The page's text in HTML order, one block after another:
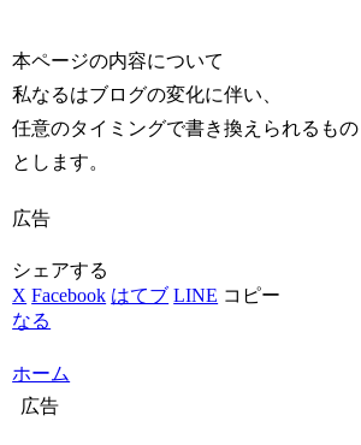
本ページの内容について
私なるはブログの変化に伴い、
任意のタイミングで書き換えられるもの
とします。
広告
シェアする
X Facebook はてブ LINE コピー
なる
ホーム
広告